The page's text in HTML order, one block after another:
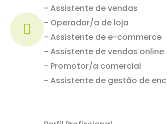
- Assistente de vendas
- Operador/a de loja
- Assistente de e-commerce
- Assistente de vendas online
- Promotor/a comercial
- Assistente de gestão de